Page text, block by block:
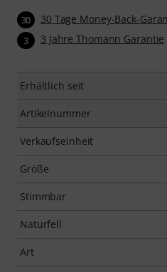
30 30 Tage Money-Back-
3 3 Jahre Thomann Garantie
Erhältlich seit
Artikelnummer
Verkaufseinheit
Größe
Stimmbar
Naturfell
Art